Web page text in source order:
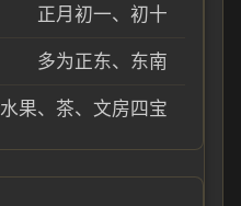
正月初一、初十
多为正东、东南
水果、茶、文房四宝